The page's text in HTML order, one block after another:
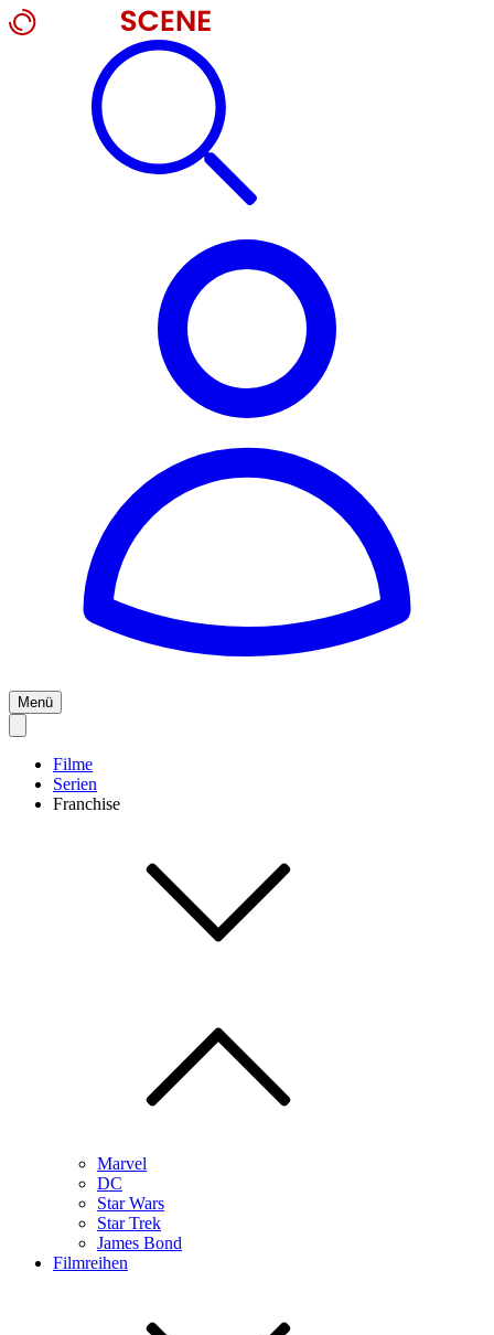
Menü
Filme
Serien
Franchise
Marvel
DC
Star Wars
Star Trek
James Bond
Filmreihen